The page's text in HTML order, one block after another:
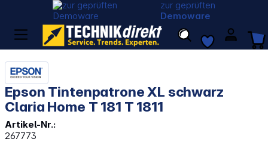
zur geprüften
Demoware
Epson Tintenpatrone XL schwarz
Claria Home T 181 T 1811
Artikel-Nr.:
267773